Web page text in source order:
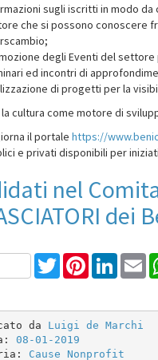
sugli iscritti in modo
che si possono conoscere
degli Eventi del
ed incontri di
di progetti per la
cultura come motore di
il portale https://
e privati disponibili per
nel
dei
TwitterPinterestLinkedIn
da Luigi de Marchi
08-01-2019
Cause Nonprofit